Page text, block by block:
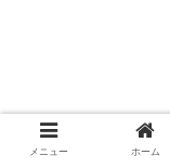
メニュー ホーム